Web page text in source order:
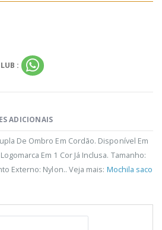
:
ADICIONAIS
De Ombro Em Cordão. Disponível Em
Em 1 Cor Já Inclusa. Tamanho:
Externo: Nylon.. Veja mais: Mochila saco